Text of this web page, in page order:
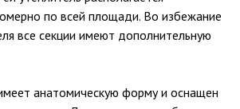
по всей площади. Во избежание
все секции имеют дополнительную
анатомическую форму и оснащен